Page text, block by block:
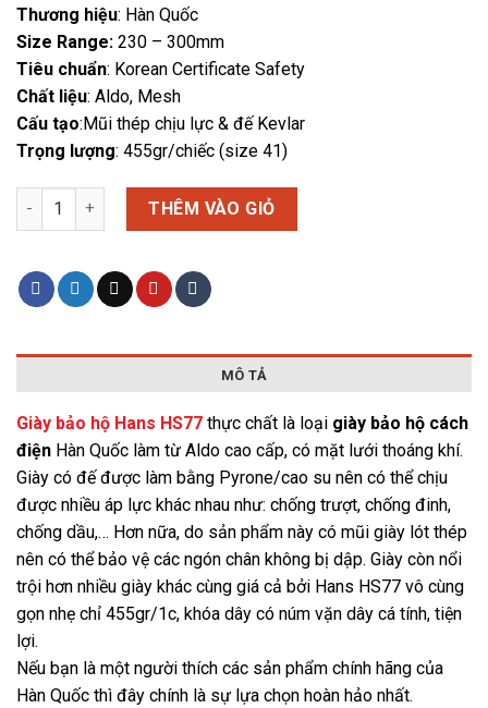
Thương hiệu: Hàn Quốc
Size Range: 230 – 300mm
Tiêu chuẩn: Korean Certificate Safety
Chất liệu: Aldo, Mesh
Cấu tạo:Mũi thép chịu lực & đế Kevlar
Trọng lượng: 455gr/chiếc (size 41)
Giày bảo hộ - Hans HS-77 DAVINCH số lượng
THÊM VÀO GIỎ
MÔ TẢ
Giày bảo hộ Hans HS77 thực chất là loại giày bảo hộ cách
điện Hàn Quốc làm từ Aldo cao cấp, có mặt lưới thoáng khí.
Giày có đế được làm bằng Pyrone/cao su nên có thể chịu
được nhiều áp lực khác nhau như: chống trượt, chống đinh,
chống dầu,… Hơn nữa, do sản phẩm này có mũi giày lót thép
nên có thể bảo vệ các ngón chân không bị dập. Giày còn nổi
trội hơn nhiều giày khác cùng giá cả bởi Hans HS77 vô cùng
gọn nhẹ chỉ 455gr/1c, khóa dây có núm vặn dây cá tính, tiện
lợi.
Nếu bạn là một người thích các sản phẩm chính hãng của
Hàn Quốc thì đây chính là sự lựa chọn hoàn hảo nhất.